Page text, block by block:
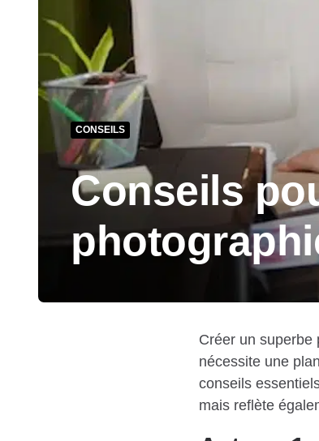
CONSEILS
Conseils
Créer un superbe
nécessite une
conseils
mais reflète